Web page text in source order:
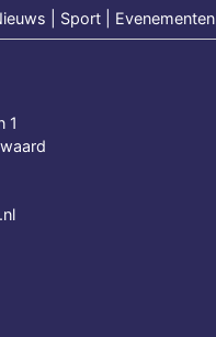
| Sport | Evenementen
1